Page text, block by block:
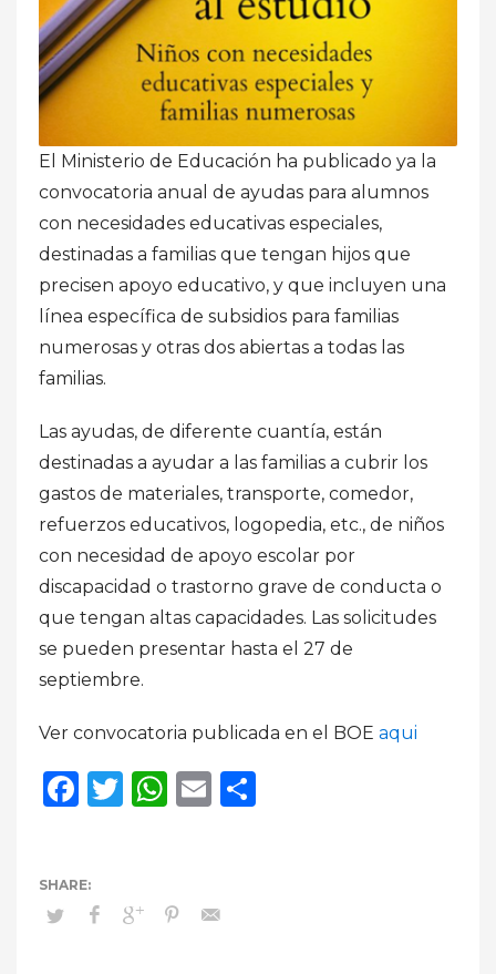
El Ministerio de Educación ha publicado ya la
convocatoria anual de ayudas para alumnos
con necesidades educativas especiales,
destinadas a familias que tengan hijos que
precisen apoyo educativo, y que incluyen una
línea específica de subsidios para familias
numerosas y otras dos abiertas a todas las
familias.
Las ayudas, de diferente cuantía, están
destinadas a ayudar a las familias a cubrir los
gastos de materiales, transporte, comedor,
refuerzos educativos, logopedia, etc., de niños
con necesidad de apoyo escolar por
discapacidad o trastorno grave de conducta o
que tengan altas capacidades. Las solicitudes
se pueden presentar hasta el 27 de
septiembre.
Ver convocatoria publicada en el BOE aqui
Facebook
Twitter
WhatsApp
Email